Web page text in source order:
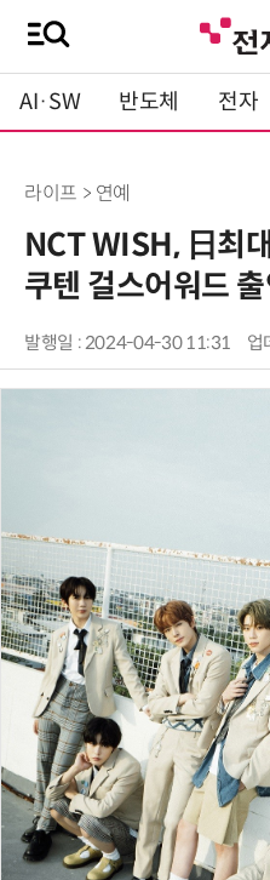
AI·SW 반도체 전자
라이프 > 연예
NCT WISH, 日최
쿠텐 걸스어워드
발행일 : 2024-04-30 11:31 업